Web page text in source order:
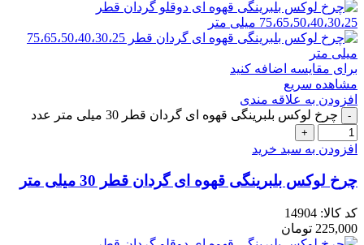
برای مقایسه اضافه کنید
مشاهده سریع
افزودن به علاقه مندی
چرخ لوکس بلبرینگی قهوه ای گردان قطر 30 میلی متر عدد
افزودن به سبد خرید
چرخ لوکس بلبرینگی قهوه ای گردان قطر 30 میلی متر
کد کالا: 14904
225,000 تومان